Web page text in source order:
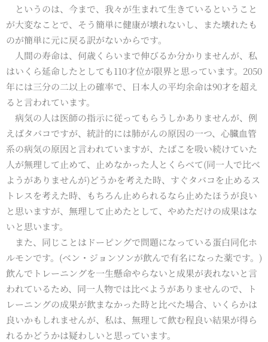
というのは、今まで、我々が生まれて生きているということ
が大変なことで、そう簡単に健康が壊れないし、また壊れたも
のが簡単に元に戻る訳がないからです。
人間の寿命は、何歳くらいまで伸びるか分かりませんが、私
はいくら延命したとしても110才位が限界と思っています。2050
年には三分の二以上の確率で、日本人の平均余命は90才を超え
ると言われています。
病気の人は医師の指示に従ってもらうしかありませんが、例
えばタバコですが、統計的には肺がんの原因の一つ、心臓血管
系の病気の原因と言われていますが、たばこを吸い続けていた
人が無理して止めて、止めなかった人とくらべて(同一人で比べ
ようがありませんが)どうかを考えた時、すぐタバコを止めるス
トレスを考えた時、もちろん止められるなら止めたほうが良い
と思いますが、無理して止めたとして、やめただけの成果はな
いと思います。
また、同じことはドーピングで問題になっている蛋白同化ホ
ルモンです。(ベン・ジョンソンが飲んで有名になった薬です。)
飲んでトレーニングを一生懸命やらないと成果が表れないと言
われているため、同一人物では比べようがありませんので、ト
レーニングの成果が飲まなかった時と比べた場合、いくらかは
良いかもしれませんが、私は、無理して飲む程良い結果が得ら
れるかどうかは疑わしいと思っています。